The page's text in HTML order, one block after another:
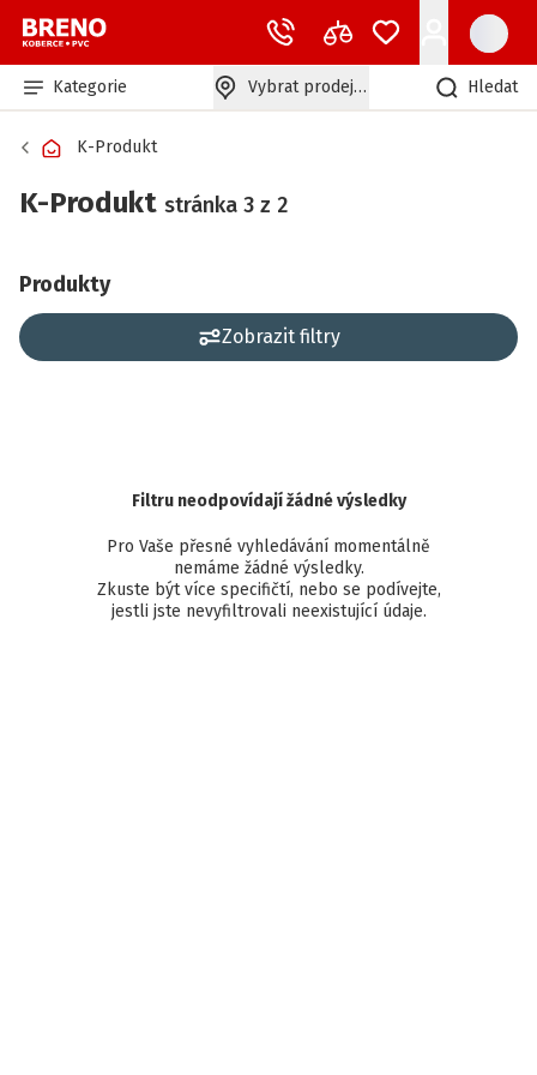
Kategorie Vybrat prodejnu Hledat
K-Produkt
K-Produkt stránka 3 z 2
Produkty
Zobrazit filtry
Filtru neodpovídají žádné výsledky
Pro Vaše přesné vyhledávání momentálně
nemáme žádné výsledky.
Zkuste být více specifičtí, nebo se podívejte,
jestli jste nevyfiltrovali neexistující údaje.